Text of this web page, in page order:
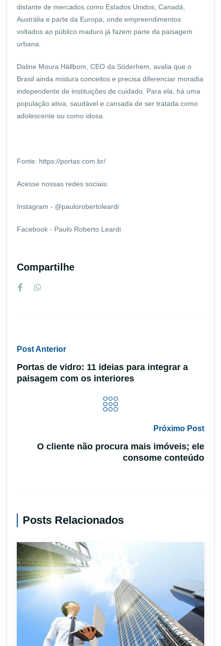
distante de mercados como Estados Unidos, Canadá,
Austrália e parte da Europa, onde empreendimentos
voltados ao público maduro já fazem parte da paisagem
urbana.
Daline Moura Hällbom, CEO da Söderhem, avalia que o
Brasil ainda mistura conceitos e precisa diferenciar moradia
independente de instituições de cuidado. Para ela, há uma
população ativa, saudável e cansada de ser tratada como
adolescente ou como idosa.
Fonte: https://portas.com.br/
Acesse nossas redes sociais:
Instagram - @paulorobertoleardi
Facebook - Paulo Roberto Leardi
Compartilhe
Post Anterior
Portas de vidro: 11 ideias para integrar a
paisagem com os interiores
Próximo Post
O cliente não procura mais imóveis; ele
consome conteúdo
Posts Relacionados